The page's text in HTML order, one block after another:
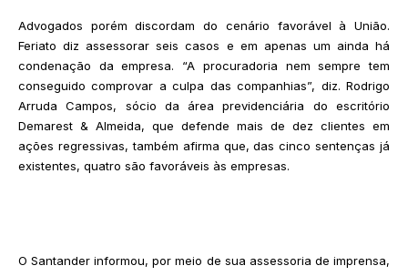
Advogados porém discordam do cenário favorável à União.
Feriato diz assessorar seis casos e em apenas um ainda há
condenação da empresa. “A procuradoria nem sempre tem
conseguido comprovar a culpa das companhias”, diz. Rodrigo
Arruda Campos, sócio da área previdenciária do escritório
Demarest & Almeida, que defende mais de dez clientes em
ações regressivas, também afirma que, das cinco sentenças já
existentes, quatro são favoráveis às empresas.
O Santander informou, por meio de sua assessoria de imprensa,